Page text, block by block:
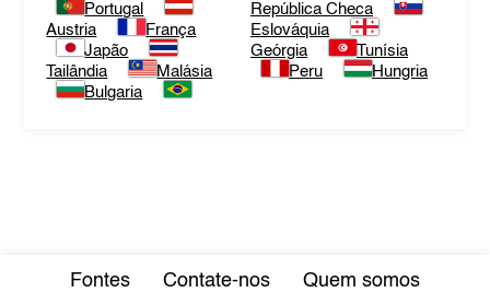
Portugal
Austria
França
Japão
Tailândia
Malásia
Bulgaria
República Checa
Eslováquia
Geórgia
Tunísia
Peru
Hungria
Fontes Contate-nos Quem somos